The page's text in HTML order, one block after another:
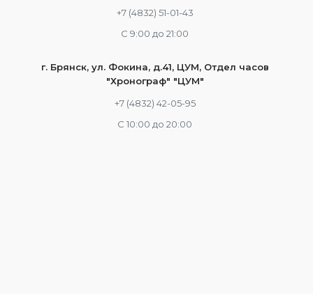
+7 (4832) 51-01-43
С 9:00 до 21:00
г. Брянск, ул. Фокина, д.41, ЦУМ, Отдел часов
"Хронограф" "ЦУМ"
+7 (4832) 42-05-95
С 10:00 до 20:00